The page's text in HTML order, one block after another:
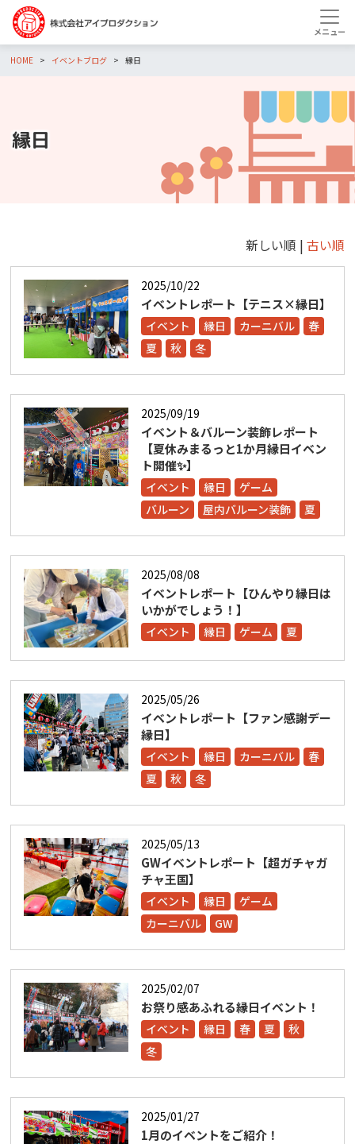
HOME イベントブログ 縁日
縁日
新しい順 | 古い順
2025/10/22
イベントレポート【テニス×縁日】
イベント 縁日 カーニバル
春
夏
秋 冬
2025/09/19
イベント＆バルーン装飾レポート
【夏休みまるっと1か月縁日イベン
ト開催✨】
イベント 縁日
ゲーム
バルーン
屋内バルーン装飾 夏
2025/08/08
イベントレポート【ひんやり縁日は
いかがでしょう！】
イベント 縁日 ゲーム 夏
2025/05/26
イベントレポート【ファン感謝デー
縁日】
イベント 縁日 カーニバル
春
夏
秋 冬
2025/05/13
GWイベントレポート【超ガチャガ
チャ王国】
イベント 縁日
ゲーム
カーニバル
GW
2025/02/07
お祭り感あふれる縁日イベント！
イベント 縁日 春 夏
秋
冬
2025/01/27
1月のイベントをご紹介！